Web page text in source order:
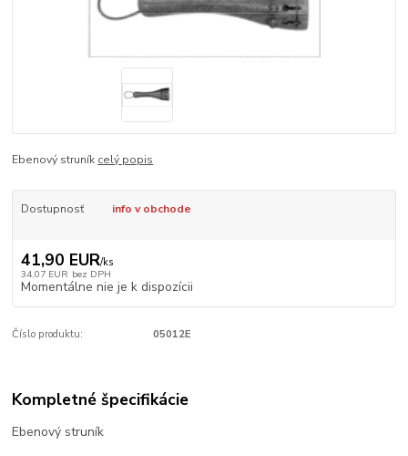
Ebenový struník celý popis
Dostupnosť info v obchode
41,90 EUR/ks
34,07 EUR bez DPH
Momentálne nie je k dispozícii
Číslo produktu: 05012E
Kompletné špecifikácie
Ebenový struník